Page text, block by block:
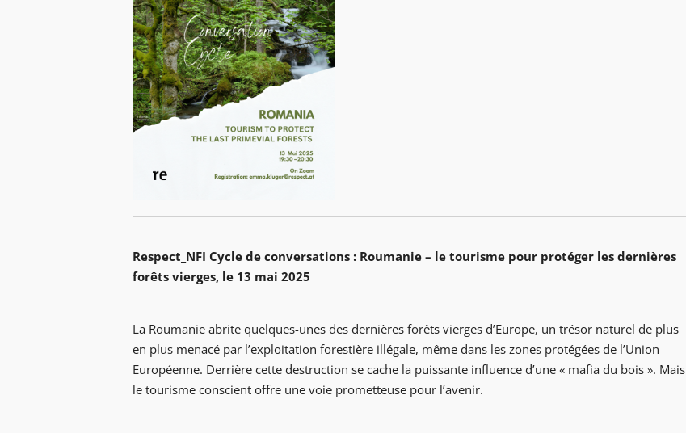
Respect_NFI Cycle de conversations : Roumanie – le tourisme pour protéger les dernières
forêts vierges, le 13 mai 2025
La Roumanie abrite quelques-unes des dernières forêts vierges d’Europe, un trésor naturel de plus
en plus menacé par l’exploitation forestière illégale, même dans les zones protégées de l’Union
Européenne. Derrière cette destruction se cache la puissante influence d’une « mafia du bois ». Mais
le tourisme conscient offre une voie prometteuse pour l’avenir.